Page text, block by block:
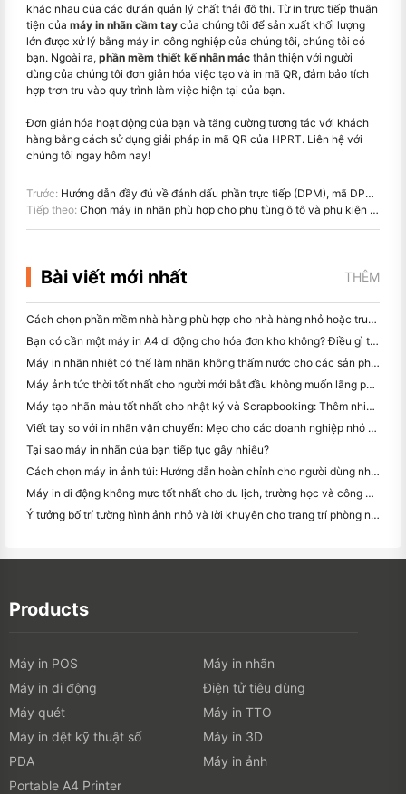
khác nhau của các dự án quản lý chất thải đô thị. Từ in trực tiếp thuận
tiện của máy in nhãn cầm tay của chúng tôi để sản xuất khối lượng
lớn được xử lý bằng máy in công nghiệp của chúng tôi, chúng tôi có
bạn. Ngoài ra, phần mềm thiết kế nhãn mác thân thiện với người
dùng của chúng tôi đơn giản hóa việc tạo và in mã QR, đảm bảo tích
hợp trơn tru vào quy trình làm việc hiện tại của bạn.
Đơn giản hóa hoạt động của bạn và tăng cường tương tác với khách
hàng bằng cách sử dụng giải pháp in mã QR của HPRT. Liên hệ với
chúng tôi ngay hôm nay!
Trước: Hướng dẫn đầy đủ về đánh dấu phần trực tiếp (DPM), mã DPM và máy quét
Tiếp theo: Chọn máy in nhãn phù hợp cho phụ tùng ô tô và phụ kiện phần cứng
Bài viết mới nhất THÊM
Cách chọn phần mềm nhà hàng phù hợp cho nhà hàng nhỏ hoặc trung bình của bạn
Bạn có cần một máy in A4 di động cho hóa đơn kho không? Điều gì thực sự hoạt động
Máy in nhãn nhiệt có thể làm nhãn không thấm nước cho các sản phẩm doanh nghiệp nhỏ không?
Máy ảnh tức thời tốt nhất cho người mới bắt đầu không muốn lãng phí giấy
Máy tạo nhãn màu tốt nhất cho nhật ký và Scrapbooking: Thêm nhiều màu sắc vào mỗi trang
Viết tay so với in nhãn vận chuyển: Mẹo cho các doanh nghiệp nhỏ vào năm 2026
Tại sao máy in nhãn của bạn tiếp tục gây nhiễu?
Cách chọn máy in ảnh túi: Hướng dẫn hoàn chỉnh cho người dùng nhật ký, du lịch và iPhone
Máy in di động không mực tốt nhất cho du lịch, trường học và công việc di động: Hanin MT620 Pro Review
Ý tưởng bố trí tường hình ảnh nhỏ và lời khuyên cho trang trí phòng ngủ và ký túc xá
Products
Máy in POS
Máy in nhãn
Máy in di động
Điện tử tiêu dùng
Máy quét
Máy in TTO
Máy in dệt kỹ thuật số
Máy in 3D
PDA
Máy in ảnh
Portable A4 Printer